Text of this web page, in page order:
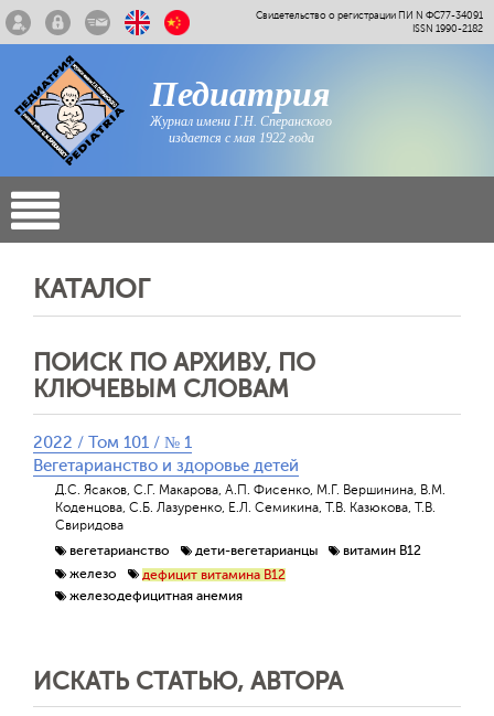
Свидетельство о регистрации ПИ N ФС77-34091
ISSN 1990-2182
Педиатрия
Журнал имени Г.Н. Сперанского
издается с мая 1922 года
КАТАЛОГ
ПОИСК ПО АРХИВУ, ПО
КЛЮЧЕВЫМ СЛОВАМ
2022 / Том 101 / № 1
Вегетарианство и здоровье детей
Д.С. Ясаков, С.Г. Макарова, А.П. Фисенко, М.Г. Вершинина, В.М.
Коденцова, С.Б. Лазуренко, Е.Л. Семикина, Т.В. Казюкова, Т.В.
Свиридова
вегетарианство
дети-вегетарианцы
витамин В12
железо
дефицит витамина В12
железодефицитная анемия
ИСКАТЬ СТАТЬЮ, АВТОРА